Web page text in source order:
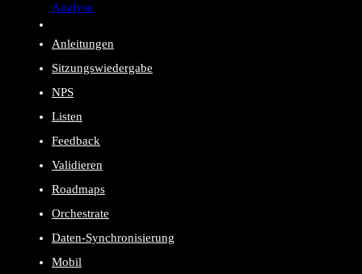
Analyse
Anleitungen
Sitzungswiedergabe
NPS
Listen
Feedback
Validieren
Roadmaps
Orchestrate
Daten-Synchronisierung
Mobil